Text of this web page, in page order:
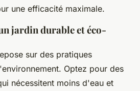
une efficacité maximale.
jardin durable et éco-
sur des pratiques
Optez pour des
nécessitent moins d'eau et